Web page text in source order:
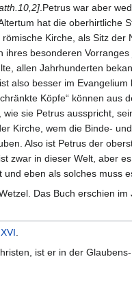
.Petrus war aber
hat die oberhirtliche
Kirche, als Sitz der
ihres besonderen
allen Jahrhunderten
also besser im
Köpfe“ können aus
sie Petrus ausspricht,
Kirche, wem die Binde-
Also ist Petrus der
zwar in dieser Welt, aber
eben als solches muss
Das Buch erschien im
ist er in der